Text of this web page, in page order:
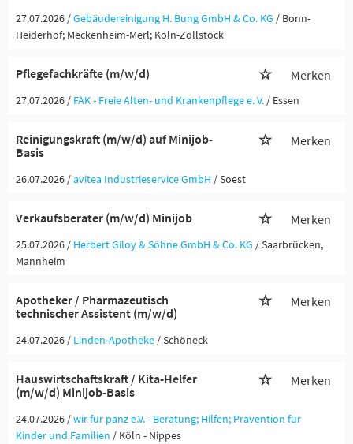
27.07.2026 /Gebäudereinigung H. Bung GmbH & Co. KG / Bonn-
Heiderhof; Meckenheim-Merl; Köln-Zollstock
Pflegefachkräfte (m/w/d) Merken
27.07.2026 / FAK - Freie Alten- und Krankenpflege e. V. / Essen
Reinigungskraft (m/w/d) auf Minijob-
Basis
Merken
26.07.2026 /avitea Industrieservice GmbH / Soest
Verkaufsberater (m/w/d) Minijob Merken
25.07.2026 / Herbert Giloy & Söhne GmbH & Co. KG / Saarbrücken,
Mannheim
Apotheker / Pharmazeutisch
technischer Assistent (m/w/d)
Merken
24.07.2026 / Linden-Apotheke / Schöneck
Hauswirtschaftskraft / Kita-Helfer
(m/w/d) Minijob-Basis
Merken
24.07.2026 /wir für pänz e.V. - Beratung; Hilfen; Prävention für
Kinder und Familien / Köln - Nippes